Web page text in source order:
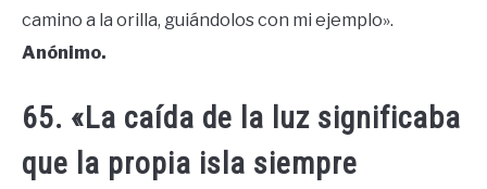
camino a la orilla, guiándolos con mi ejemplo».
Anónimo.
65. «La caída de la luz significaba
que la propia isla siempre